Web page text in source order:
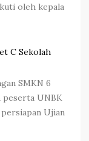
oleh kepala
C Sekolah
SMKN 6
peserta UNBK
Ujian